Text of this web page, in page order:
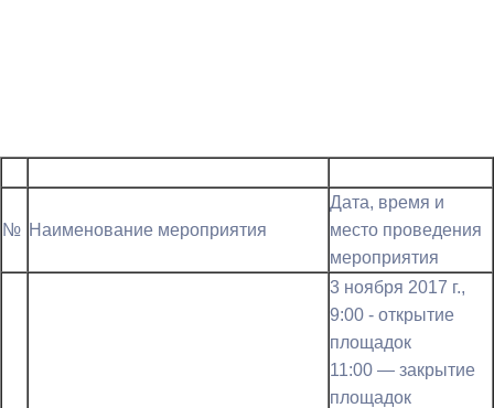
№ Наименование мероприятия
Дата, время и
место проведения
мероприятия
3 ноября 2017 г.,
9:00 - открытие
площадок
11:00 — закрытие
площадок